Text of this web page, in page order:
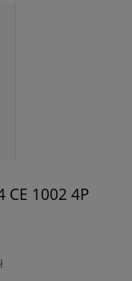
CE 1002 4P